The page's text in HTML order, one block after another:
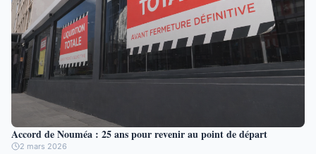
Accord de Nouméa : 25 ans pour revenir au point de départ
2 mars 2026